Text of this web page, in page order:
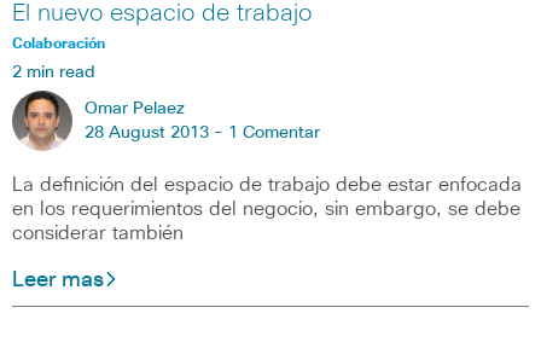
El nuevo espacio de trabajo
Colaboración
2 min read
Omar Pelaez
28 August 2013 - 1 Comentar
La definición del espacio de trabajo debe estar enfocada
en los requerimientos del negocio, sin embargo, se debe
considerar también
Leer mas